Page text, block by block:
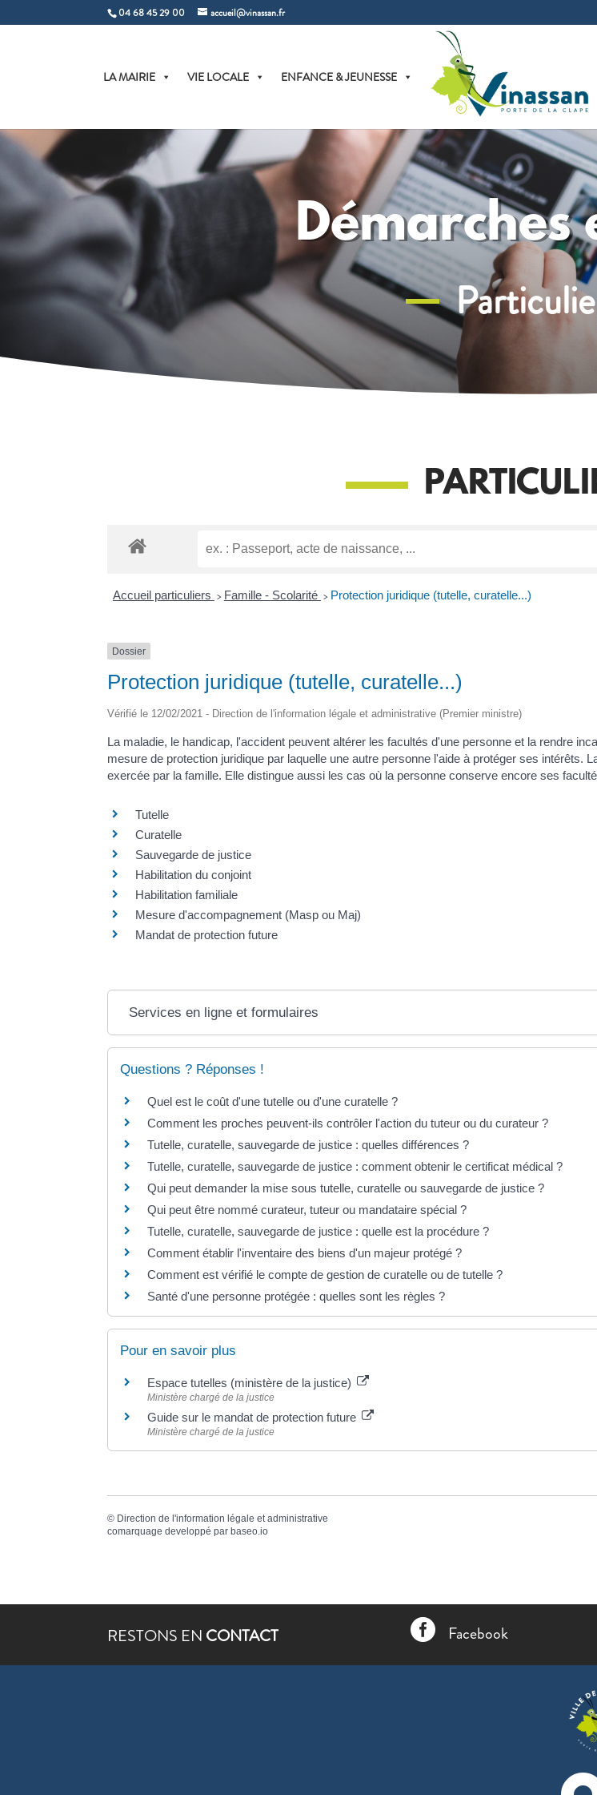
04 68 45 29 00 accueil@vinassan.fr
LA MAIRIE VIE LOCALE ENFANCE & JEUNESSE
Démarches
Accueil particuliers > Famille - Scolarité > Protection juridique (tutelle, curatelle...)
Dossier
Protection juridique (tutelle, curatelle...)
Vérifié le 12/02/2021 - Direction de l'information légale et administrative (Premier ministre)
La maladie, le handicap, l'accident peuvent altérer les facultés d'une personne et la rendre
mesure de protection juridique par laquelle une autre personne l'aide à protéger ses intérêts.
exercée par la famille. Elle distingue aussi les cas où la personne conserve encore ses
Tutelle
Curatelle
Sauvegarde de justice
Habilitation du conjoint
Habilitation familiale
Mesure d'accompagnement (Masp ou Maj)
Mandat de protection future
Services en ligne et formulaires
Questions ? Réponses !
Quel est le coût d'une tutelle ou d'une curatelle ?
Comment les proches peuvent-ils contrôler l'action du tuteur ou du curateur ?
Tutelle, curatelle, sauvegarde de justice : quelles différences ?
Tutelle, curatelle, sauvegarde de justice : comment obtenir le certificat médical ?
Qui peut demander la mise sous tutelle, curatelle ou sauvegarde de justice ?
Qui peut être nommé curateur, tuteur ou mandataire spécial ?
Tutelle, curatelle, sauvegarde de justice : quelle est la procédure ?
Comment établir l'inventaire des biens d'un majeur protégé ?
Comment est vérifié le compte de gestion de curatelle ou de tutelle ?
Santé d'une personne protégée : quelles sont les règles ?
Pour en savoir plus
Espace tutelles (ministère de la justice)
Ministère chargé de la justice
Guide sur le mandat de protection future
Ministère chargé de la justice
© Direction de l'information légale et administrative
comarquage developpé parbaseo.io
RESTONS EN CONTACT  Facebook